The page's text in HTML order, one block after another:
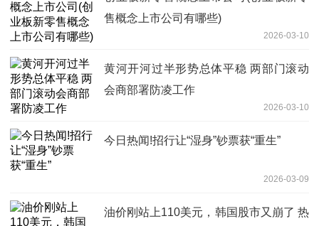
售概念上市公司有哪些)
2026-03-10
黄河开河过半形势总体平稳 两部门滚动
会商部署防凌工作
2026-03-10
今日热闻!招行让“湿身”钞票获“重生”
2026-03-09
油价刚站上110美元，韩国股市又崩了 热